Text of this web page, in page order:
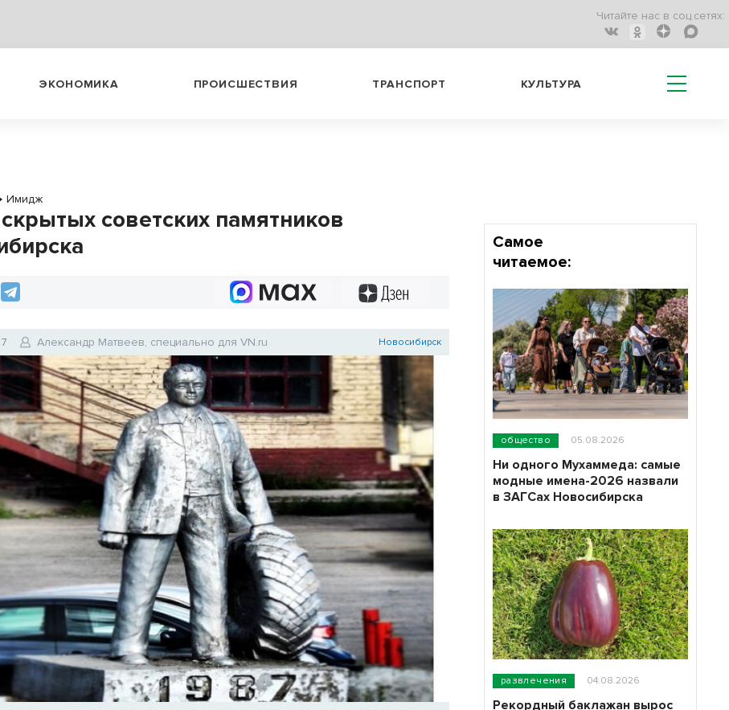
Читайте нас в соц.сетях:
ЭКОНОМИКА ПРОИСШЕСТВИЯ ТРАНСПОРТ КУЛЬТУРА
Имидж
советских памятников
Александр Матвеев, специально для VN.ru Новосибирск
Самое
читаемое:
общество 05.08.2026
Ни одного Мухаммеда: самые
модные имена-2026 назвали
в ЗАГСах Новосибирска
развлечения 04.08.2026
Рекордный баклажан вырос